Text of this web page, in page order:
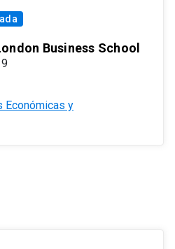
Business School
Económicas y